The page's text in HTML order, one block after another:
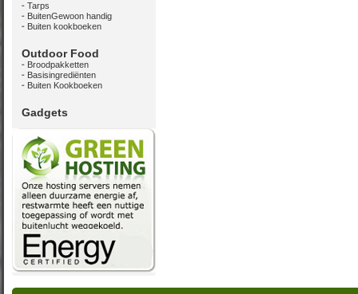
Tarps
BuitenGewoon handig
Buiten kookboeken
Outdoor Food
Broodpakketten
Basisingrediënten
Buiten Kookboeken
Gadgets